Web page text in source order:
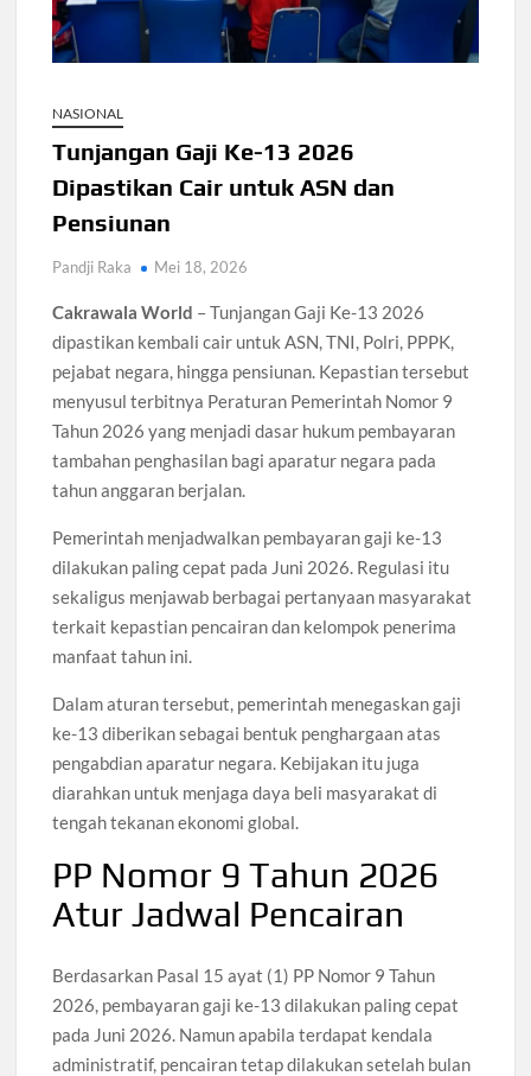
Pelatihan AI
MK Soroti Maskapai Pindahkan Penumpang Saat Delay
Redmi 17 5G Rilis China dengan Baterai 6300 mAh
Masalah Kaki Aktif Olahraga: 5 Cedera yang Sering Terjadi
Sri Mulyani Ditunjuk Bank Dunia Pimpin Dana IDA22
NASIONAL
Tunjangan Gaji Ke-13 2026
Dipastikan Cair untuk ASN dan
Pensiunan
Pandji Raka Mei 18, 2026
Cakrawala World – Tunjangan Gaji Ke-13 2026
dipastikan kembali cair untuk ASN, TNI, Polri, PPPK,
pejabat negara, hingga pensiunan. Kepastian tersebut
menyusul terbitnya Peraturan Pemerintah Nomor 9
Tahun 2026 yang menjadi dasar hukum pembayaran
tambahan penghasilan bagi aparatur negara pada
tahun anggaran berjalan.
Pemerintah menjadwalkan pembayaran gaji ke-13
dilakukan paling cepat pada Juni 2026. Regulasi itu
sekaligus menjawab berbagai pertanyaan masyarakat
terkait kepastian pencairan dan kelompok penerima
manfaat tahun ini.
Dalam aturan tersebut, pemerintah menegaskan gaji
ke-13 diberikan sebagai bentuk penghargaan atas
pengabdian aparatur negara. Kebijakan itu juga
diarahkan untuk menjaga daya beli masyarakat di
tengah tekanan ekonomi global.
PP Nomor 9 Tahun 2026
Atur Jadwal Pencairan
Berdasarkan Pasal 15 ayat (1) PP Nomor 9 Tahun
2026, pembayaran gaji ke-13 dilakukan paling cepat
pada Juni 2026. Namun apabila terdapat kendala
administratif, pencairan tetap dilakukan setelah bulan